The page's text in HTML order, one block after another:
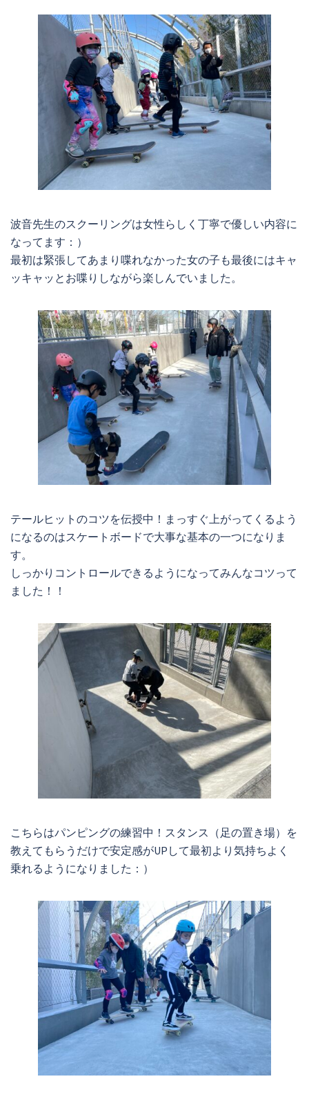
波音先生のスクーリングは女性らしく丁寧で優しい内容に
なってます：）
最初は緊張してあまり喋れなかった女の子も最後にはキャ
ッキャッとお喋りしながら楽しんでいました。
テールヒットのコツを伝授中！まっすぐ上がってくるよう
になるのはスケートボードで大事な基本の一つになりま
す。
しっかりコントロールできるようになってみんなコツって
ました！！
こちらはパンピングの練習中！スタンス（足の置き場）を
教えてもらうだけで安定感がUPして最初より気持ちよく
乗れるようになりました：）